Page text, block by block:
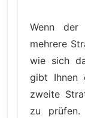
Wenn
mehrere
wie sich
gibt Ihnen
zweite
zu